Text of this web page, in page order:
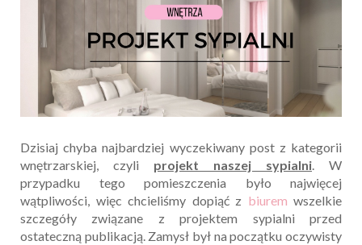
Dzisiaj chyba najbardziej wyczekiwany post z kategorii
wnętrzarskiej, czyli projekt naszej sypialni. W
przypadku tego pomieszczenia było najwięcej
wątpliwości, więc chcieliśmy dopiąć z biurem wszelkie
szczegóły związane z projektem sypialni przed
ostateczną publikacją. Zamysł był na początku oczywisty